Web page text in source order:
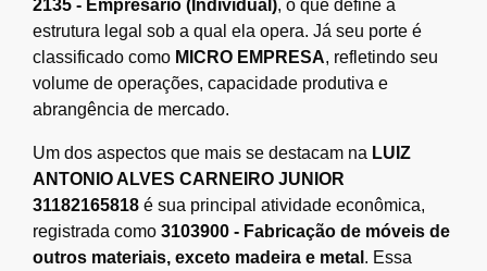
2135 - Empresário (Individual), o que define a
estrutura legal sob a qual ela opera. Já seu porte é
classificado como MICRO EMPRESA, refletindo seu
volume de operações, capacidade produtiva e
abrangência de mercado.
Um dos aspectos que mais se destacam na LUIZ
ANTONIO ALVES CARNEIRO JUNIOR
31182165818 é sua principal atividade econômica,
registrada como 3103900 - Fabricação de móveis de
outros materiais, exceto madeira e metal . Essa